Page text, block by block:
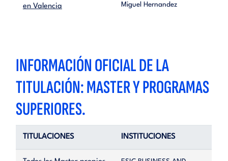
en Valencia
Miguel Hernandez
INFORMACIÓN OFICIAL DE LA
TITULACIÓN: MASTER Y PROGRAMAS
SUPERIORES.
TITULACIONES INSTITUCIONES